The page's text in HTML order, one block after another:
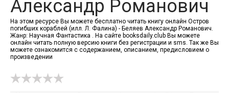
Александр Романович
На этом ресурсе Вы можете бесплатно читать книгу онлайн Остров
погибших кораблей (илл. Л. Фалина) - Беляев Александр Романович.
Жанр: Научная Фантастика . На сайте booksdaily.club Вы можете
онлайн читать полную версию книги без регистрации и sms. Так же Вы
можете ознакомится с содержанием, описанием, предисловием о
произведении